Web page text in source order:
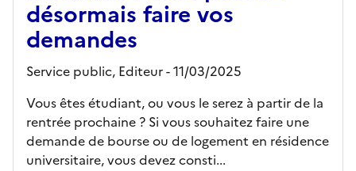
désormais faire vos
demandes
Service public, Editeur- 11/03/2025
Vous êtes étudiant, ou vous le serez à partir de la
rentrée prochaine ? Si vous souhaitez faire une
demande de bourse ou de logement en résidence
universitaire, vous devez consti...